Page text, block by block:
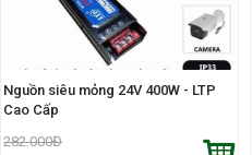
Nguồn siêu mỏng 24V 400W - LTP
Cao Cấp
282.000Đ